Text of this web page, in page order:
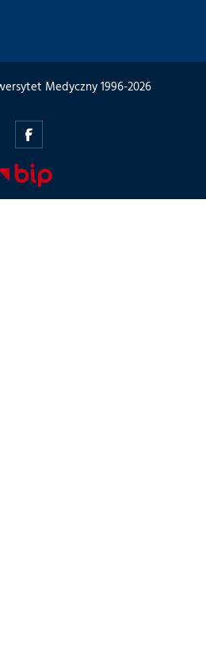
Medyczny 1996-2026
-
Facebook